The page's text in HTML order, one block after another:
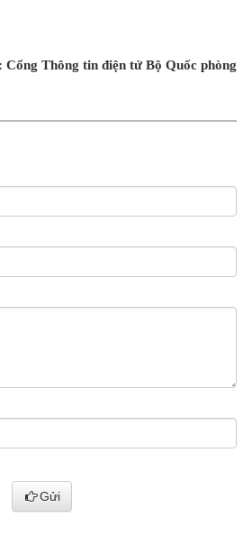
Cổng Thông tin điện tử Bộ Quốc phòng
Gửi